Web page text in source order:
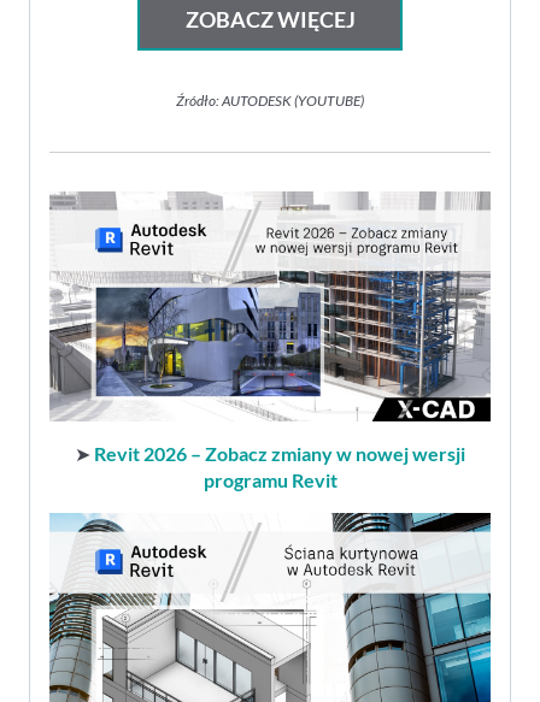
ZOBACZ WIĘCEJ
Źródło: AUTODESK (YOUTUBE)
➤ Revit 2026 – Zobacz zmiany w nowej wersji
programu Revit